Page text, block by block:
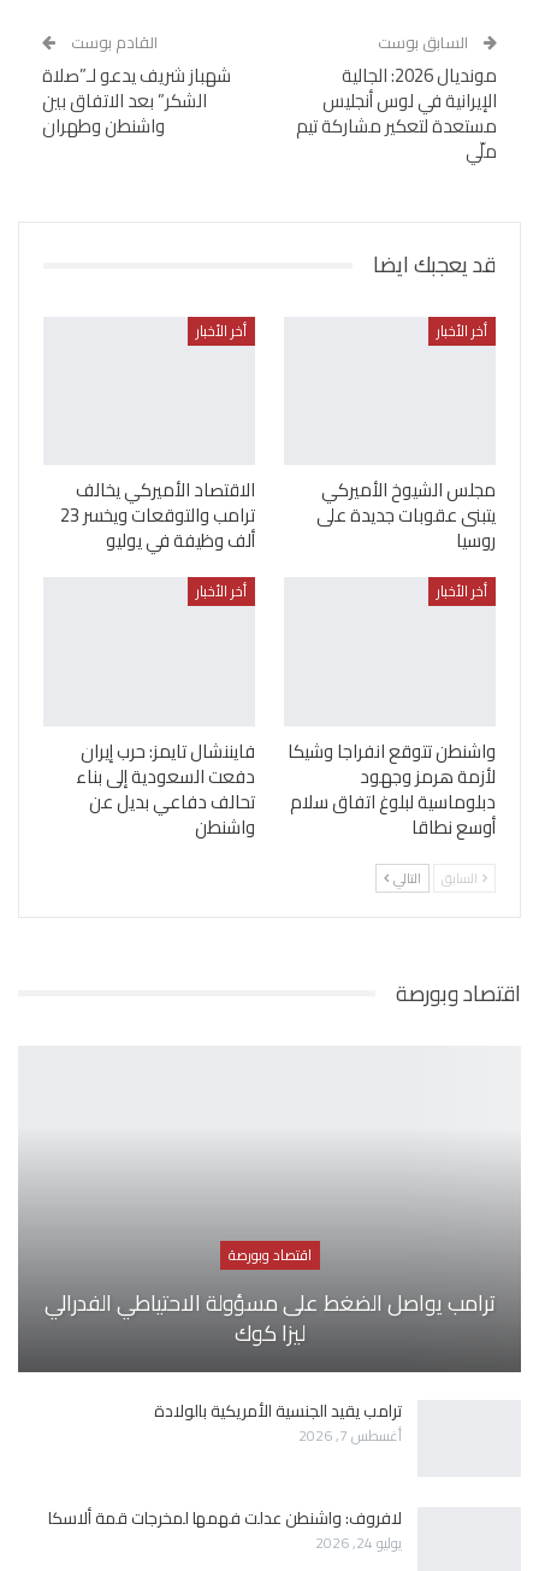
السابق بوست
مونديال 2026: الجالية
الإيرانية في لوس أنجليس
مستعدة لتعكير مشاركة تيم
ملّي
القادم بوست
شهباز شريف يدعو لـ”صلاة
الشكر” بعد الاتفاق بين
واشنطن وطهران
قد يعجبك ايضا
أخر الأخبار
مجلس الشيوخ الأميركي
يتبنى عقوبات جديدة على
روسيا
أخر الأخبار
الاقتصاد الأميركي يخالف
ترامب والتوقعات ويخسر 23
ألف وظيفة في يوليو
أخر الأخبار
واشنطن تتوقع انفراجا وشيكا
لأزمة هرمز وجهود
دبلوماسية لبلوغ اتفاق سلام
أوسع نطاقا
أخر الأخبار
فايننشال تايمز: حرب إيران
دفعت السعودية إلى بناء
تحالف دفاعي بديل عن
واشنطن
السابق التالي
اقتصاد وبورصة
اقتصاد وبورصة
ترامب يواصل الضغط على مسؤولة الاحتياطي الفدرالي
ليزا كوك
ترامب يقيد الجنسية الأمريكية بالولادة
أغسطس 7, 2026
لافروف: واشنطن عدلت فهمها لمخرجات قمة ألاسكا
يوليو 24, 2026